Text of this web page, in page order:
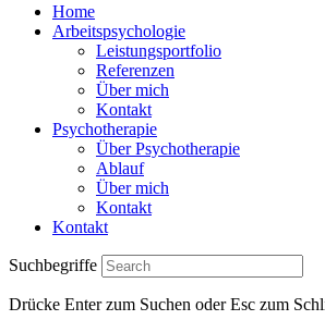
Home
Arbeitspsychologie
Leistungsportfolio
Referenzen
Über mich
Kontakt
Psychotherapie
Über Psychotherapie
Ablauf
Über mich
Kontakt
Kontakt
Suchbegriffe
Drücke Enter zum Suchen oder Esc zum